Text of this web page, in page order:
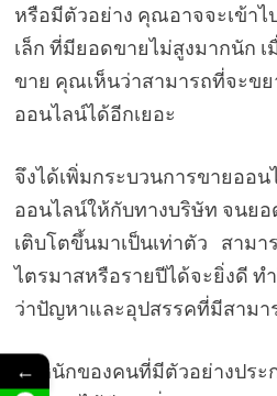
หรือมีตัวอย่าง คุณอาจจะเข้า
เล็ก ที่มียอดขายไม่สูงมากนัก
ขาย คุณเห็นว่าสามารถที่จะข
ออนไลน์ได้อีกเยอะ
จึงได้เพิ่มกระบวนการขายออ
ออนไลน์ให้กับทางบริษัท จนย
เติบโตขึ้นมาเป็นเท่าตัว สามา
ไตรมาสหรือรายปีได้จะยิ่งดี ท
ว่าปัญหาและอุปสรรคที่มีสามา
น้ำหนักของคนที่มีตัวอย่างปร
←